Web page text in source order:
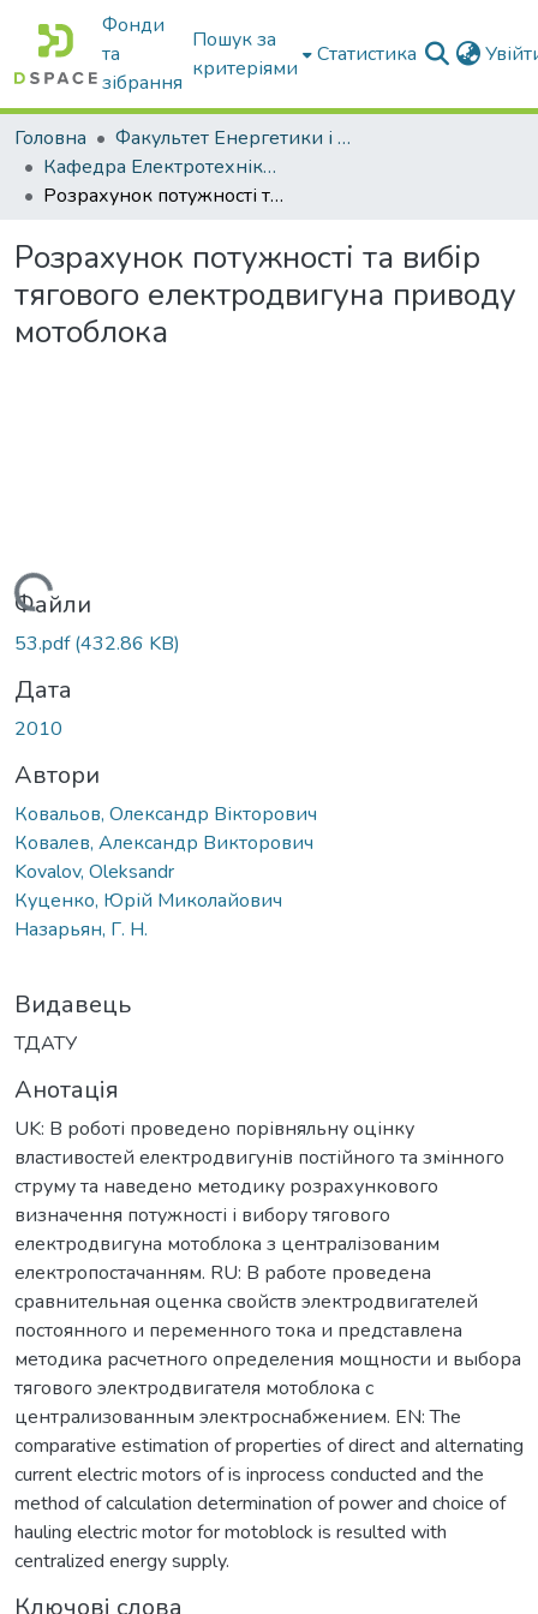
Фонди
та
зібрання
Пошук за
критеріями
Статистика
Головна
Факультет Енергетики і комп'ютерних технологій
Кафедра Електротехніки і електромеханіки ім. проф. В.В. Овчарова
Розрахунок потужності та вибір тягового електродвигуна приводу мотоблока
Розрахунок потужності та вибір
тягового електродвигуна приводу
мотоблока
Вантажиться...
Файли
53.pdf(432.86 KB)
Дата
2010
Автори
Ковальов, Олександр Вікторович
Ковалев, Александр Викторович
Kovalov, Oleksandr
Куценко, Юрій Миколайович
Назарьян, Г. Н.
Видавець
ТДАТУ
Анотація
UK: В роботі проведено порівняльну оцінку
властивостей електродвигунів постійного та змінного
струму та наведено методику розрахункового
визначення потужності і вибору тягового
електродвигуна мотоблока з централізованим
електропостачанням. RU: В работе проведена
сравнительная оценка свойств электродвигателей
постоянного и переменного тока и представлена
методика расчетного определения мощности и выбора
тягового электродвигателя мотоблока с
централизованным электроснабжением. EN: The
comparative estimation of properties of direct and alternating
current electric motors of is inprocess conducted and the
method of calculation determination of power and choice of
hauling electric motor for motoblock is resulted with
centralized energy supply.
Ключові слова